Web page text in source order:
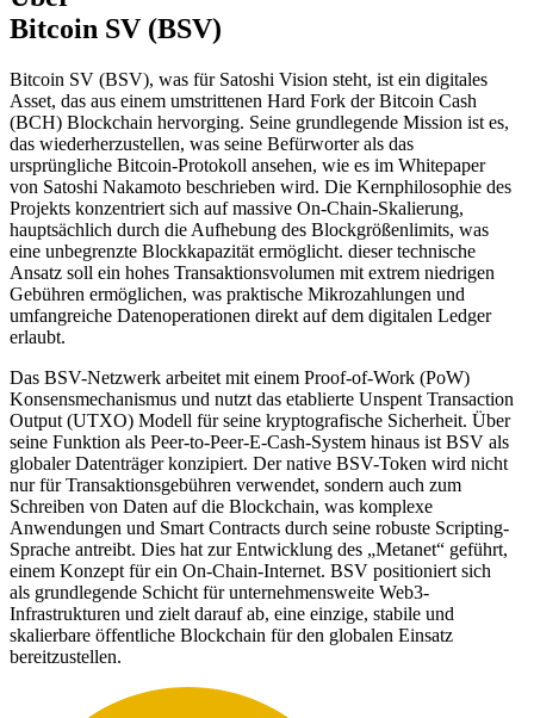
Bitcoin SV (BSV)
Bitcoin SV (BSV), was für Satoshi Vision steht, ist ein digitales
Asset, das aus einem umstrittenen Hard Fork der Bitcoin Cash
(BCH) Blockchain hervorging. Seine grundlegende Mission ist es,
das wiederherzustellen, was seine Befürworter als das
ursprüngliche Bitcoin-Protokoll ansehen, wie es im Whitepaper
von Satoshi Nakamoto beschrieben wird. Die Kernphilosophie des
Projekts konzentriert sich auf massive On-Chain-Skalierung,
hauptsächlich durch die Aufhebung des Blockgrößenlimits, was
eine unbegrenzte Blockkapazität ermöglicht. dieser technische
Ansatz soll ein hohes Transaktionsvolumen mit extrem niedrigen
Gebühren ermöglichen, was praktische Mikrozahlungen und
umfangreiche Datenoperationen direkt auf dem digitalen Ledger
erlaubt.
Das BSV-Netzwerk arbeitet mit einem Proof-of-Work (PoW)
Konsensmechanismus und nutzt das etablierte Unspent Transaction
Output (UTXO) Modell für seine kryptografische Sicherheit. Über
seine Funktion als Peer-to-Peer-E-Cash-System hinaus ist BSV als
globaler Datenträger konzipiert. Der native BSV-Token wird nicht
nur für Transaktionsgebühren verwendet, sondern auch zum
Schreiben von Daten auf die Blockchain, was komplexe
Anwendungen und Smart Contracts durch seine robuste Scripting-
Sprache antreibt. Dies hat zur Entwicklung des „Metanet“ geführt,
einem Konzept für ein On-Chain-Internet. BSV positioniert sich
als grundlegende Schicht für unternehmensweite Web3-
Infrastrukturen und zielt darauf ab, eine einzige, stabile und
skalierbare öffentliche Blockchain für den globalen Einsatz
bereitzustellen.